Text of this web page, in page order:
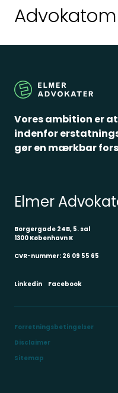
Vores ambition er
indenfor
gør en mærkbar
Elmer
Borgergade 24B, 5. sal
1300 København K
CVR-nummer: 26 09 55 65
Linkedin Facebook
Forretningsbetingelser
Disclaimer
Sitemap